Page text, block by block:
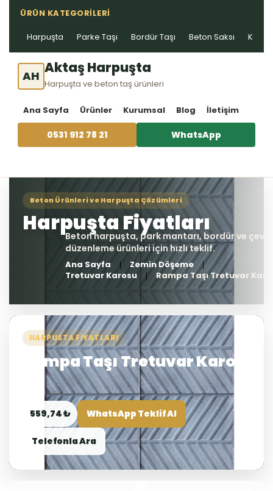
ÜRÜN KATEGORILERI
Harpuşta Parke Taşı Bordür Taşı Beton Saksı Kablo
AH Aktaş Harpuşta
Harpuşta ve beton taş ürünleri
Ana Sayfa Ürünler Kurumsal Blog İletişim
0531 912 78 21 WhatsApp
Ana Sayfa
Zemin Döşeme
Tretuvar Karosu
Rampa Taşı Tretuvar Karo
HARPUSTA FIYATLARI
Rampa Taşı Tretuvar Karo
559,74 ₺ WhatsApp Teklif Al
Telefonla Ara